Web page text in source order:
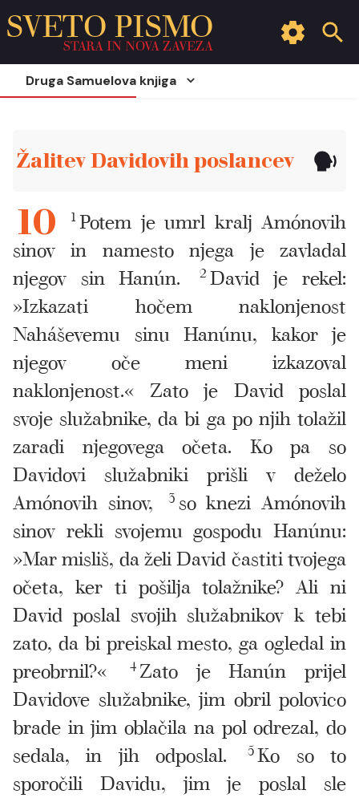
SVETO PISMO
STARA IN NOVA ZAVEZA
Druga Samuelova knjiga
Žalitev Davidovih poslancev
10 1 Potem je umrl kralj Amónovih
sinov in namesto njega je zavladal
njegov sin Hanún.
2David je rekel:
»Izkazati hočem naklonjenost
Naháševemu sinu Hanúnu, kakor je
njegov oče meni izkazoval
naklonjenost.« Zato je David poslal
svoje služabnike, da bi ga po njih tolažil
zaradi njegovega očeta. Ko pa so
Davidovi služabniki prišli v deželo
Amónovih sinov,
3 so knezi Amónovih
sinov rekli svojemu gospodu Hanúnu:
»Mar misliš, da želi David častiti tvojega
očeta, ker ti pošilja tolažnike? Ali ni
David poslal svojih služabnikov k tebi
zato, da bi preiskal mesto, ga ogledal in
preobrnil?«
4 Zato je Hanún prijel
Davidove služabnike, jim obril polovico
brade in jim oblačila na pol odrezal, do
sedala, in jih odposlal.
5Ko so to
sporočili Davidu, jim je poslal sle